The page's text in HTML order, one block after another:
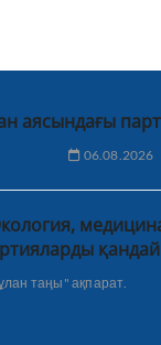
аясындағы
06.08.2026
таңы" ақпарат.